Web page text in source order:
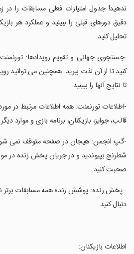
ندهید! جدول امتیازات فعلی مسابقات را در
دقیق دورهای قبلی را ببینید و عملکرد هر
تحلیل کنید.
‏-جستجوی جهانی و تقویم رویدادها:
کنید تا از آن لذت ببرید. همچنین می توانید
تا نتایج آنها را ببینید.
‏-اطلاعات تورنمنت: همه اطلاعات مرتبط در
قالب، جوایز، بازیکنان، برنامه بازی و موارد دیگر
‏-گپ انجمن: هیجان در صفحه متوقف نمی
شطرنج بپیوندید و در جریان پخش زنده در
صحبت کنید.
‏- پخش زنده: پوشش زنده همه مسابقات برتر
دنبال کنید.
‏اطلاعات بازیکنان: